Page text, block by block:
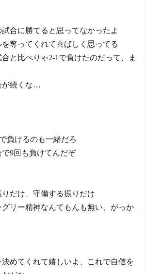
試合に勝てると思ってなかったよ
奪ってくれて喜ばしく思ってる
と比べりゃ2-1で負けたのだって、ま
が続くな…
負けるのも一緒だろ
9回も負けてんだぞ
りだけ、守備する振りだけ
リー精神なんてもんも無い、がっか
決めてくれて嬉しいよ、これで自信を